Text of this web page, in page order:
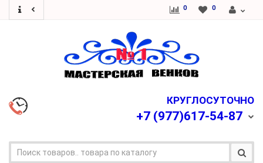
0 0
КРУГЛОСУТОЧНО
+7 (977)617-54-87